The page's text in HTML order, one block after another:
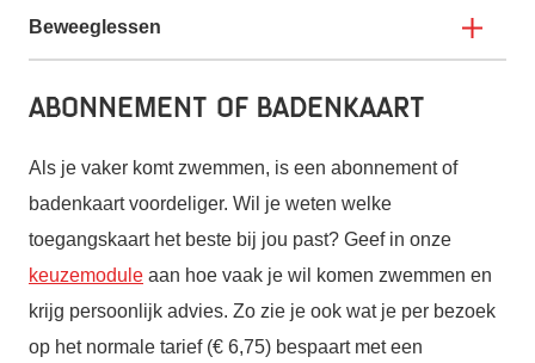
Beweeglessen
Abonnement of badenkaart
Als je vaker komt zwemmen, is een abonnement of
badenkaart voordeliger. Wil je weten welke
toegangskaart het beste bij jou past? Geef in onze
keuzemodule aan hoe vaak je wil komen zwemmen en
krijg persoonlijk advies. Zo zie je ook wat je per bezoek
op het normale tarief (€ 6,75) bespaart met een